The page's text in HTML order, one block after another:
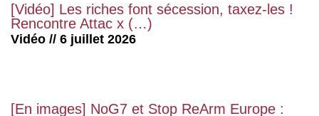
[Vidéo] Les riches font sécession, taxez-les !
Rencontre Attac x (…)
Vidéo // 6 juillet 2026
[En images] NoG7 et Stop ReArm Europe :